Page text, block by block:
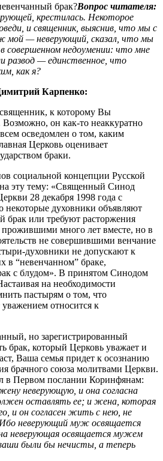
Вопрос читателя:
крестилась. Некоторое
и священник, выяснив, что мы с
мой — неверующий, сказал, что мы
совершенном недоумении: что мне
развод — единственное, что
как я?
Карпенко:
к которому Вы
он как-то неаккуратно
осведомлен о том, каким
Церковь оценивает
браки.
социальной концепции Русской
эту тему: «Священный Синод
28 декабря 1998 года с
некоторые духовники объявляют
брак или требуют расторжения
много лет вместе, но в
не совершившими венчание
духовники не допускают к
“невенчанном” браке,
с блудом». В принятом Синодом
на необходимости
пастырям о том, что
относится к
но зарегистрированный
брак, который Церковь уважает и
Ваша семья придет к осознанию
брачного союза молитвами Церкви.
в Первом послании Коринфянам:
неверующую, и она согласна
оставлять ее; и жена, которая
и он согласен жить с нею, не
неверующий муж освящается
неверующая освящается мужем
были бы нечисты, а теперь